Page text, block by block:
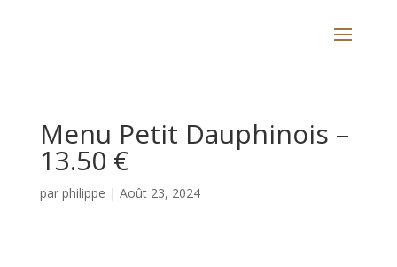
Menu Petit Dauphinois –
13.50 €
par philippe | Août 23, 2024